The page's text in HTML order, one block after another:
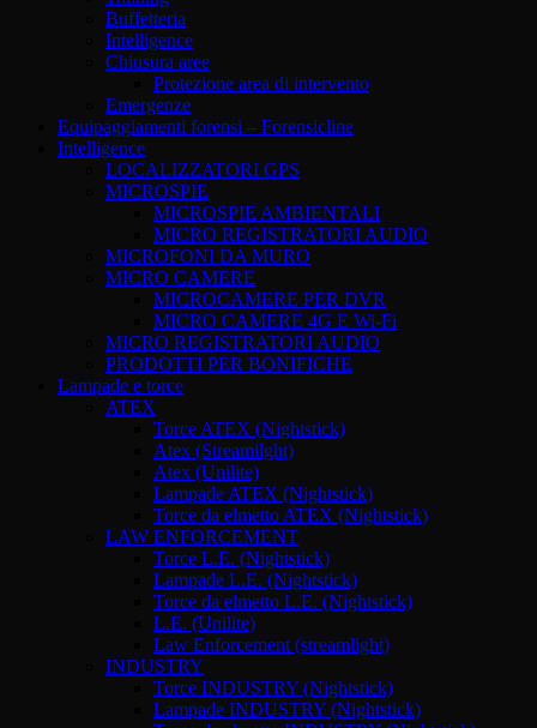
Buffetteria
Intelligence
Chiusura aree
Protezione area di intervento
Emergenze
Equipaggiamenti forensi – Forensicline
Intelligence
LOCALIZZATORI GPS
MICROSPIE
MICROSPIE AMBIENTALI
MICRO REGISTRATORI AUDIO
MICROFONI DA MURO
MICRO CAMERE
MICROCAMERE PER DVR
MICRO CAMERE 4G E Wi-Fi
MICRO REGISTRATORI AUDIO
PRODOTTI PER BONIFICHE
Lampade e torce
ATEX
Torce ATEX (Nightstick)
Atex (Streamilght)
Atex (Unilite)
Lampade ATEX (Nightstick)
Torce da elmetto ATEX (Nightstick)
LAW ENFORCEMENT
Torce L.E. (Nightstick)
Lampade L.E. (Nightstick)
Torce da elmetto L.E. (Nightstick)
L.E. (Unilite)
Law Enforcement (streamlight)
INDUSTRY
Torce INDUSTRY (Nightstick)
Lampade INDUSTRY (Nightstick)